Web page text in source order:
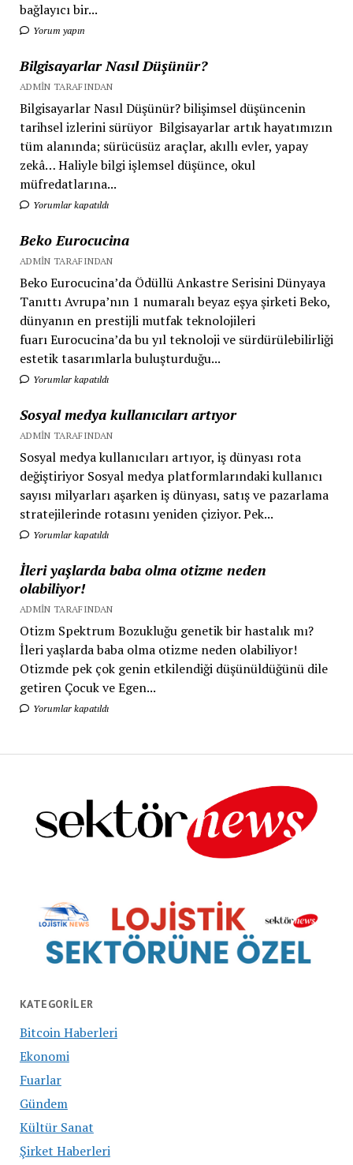
bağlayıcı bir...
Yorum yapın
Bilgisayarlar Nasıl Düşünür?
ADMIN TARAFINDAN
Bilgisayarlar Nasıl Düşünür? bilişimsel düşüncenin
tarihsel izlerini sürüyor Bilgisayarlar artık hayatımızın
tüm alanında; sürücüsüz araçlar, akıllı evler, yapay
zekâ… Haliyle bilgi işlemsel düşünce, okul
müfredatlarına...
Yorumlar kapatıldı
Beko Eurocucina
ADMIN TARAFINDAN
Beko Eurocucina’da Ödüllü Ankastre Serisini Dünyaya
Tanıttı Avrupa’nın 1 numaralı beyaz eşya şirketi Beko,
dünyanın en prestijli mutfak teknolojileri
fuarı Eurocucina’da bu yıl teknoloji ve sürdürülebilirliği
estetik tasarımlarla buluşturduğu...
Yorumlar kapatıldı
Sosyal medya kullanıcıları artıyor
ADMIN TARAFINDAN
Sosyal medya kullanıcıları artıyor, iş dünyası rota
değiştiriyor Sosyal medya platformlarındaki kullanıcı
sayısı milyarları aşarken iş dünyası, satış ve pazarlama
stratejilerinde rotasını yeniden çiziyor. Pek...
Yorumlar kapatıldı
İleri yaşlarda baba olma otizme neden
olabiliyor!
ADMIN TARAFINDAN
Otizm Spektrum Bozukluğu genetik bir hastalık mı?
İleri yaşlarda baba olma otizme neden olabiliyor!
Otizmde pek çok genin etkilendiği düşünüldüğünü dile
getiren Çocuk ve Egen...
Yorumlar kapatıldı
KATEGORILER
Bitcoin Haberleri
Ekonomi
Fuarlar
Gündem
Kültür Sanat
Şirket Haberleri